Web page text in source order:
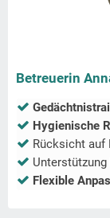
Betreuerin
Hygienische
Rücksicht auf
Unterstützung
Flexible